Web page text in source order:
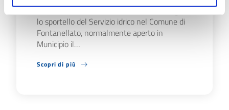
EmiliAmbiente informa che: Lunedì 20 luglio
lo sportello del Servizio idrico nel Comune di
Fontanellato, normalmente aperto in
Municipio il…
Scopri di più